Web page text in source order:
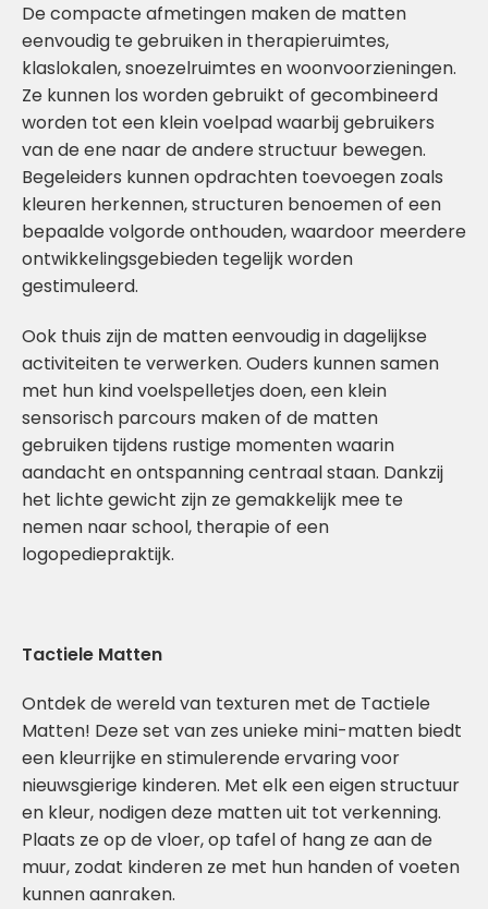
De compacte afmetingen maken de matten
eenvoudig te gebruiken in therapieruimtes,
klaslokalen, snoezelruimtes en woonvoorzieningen.
Ze kunnen los worden gebruikt of gecombineerd
worden tot een klein voelpad waarbij gebruikers
van de ene naar de andere structuur bewegen.
Begeleiders kunnen opdrachten toevoegen zoals
kleuren herkennen, structuren benoemen of een
bepaalde volgorde onthouden, waardoor meerdere
ontwikkelingsgebieden tegelijk worden
gestimuleerd.
Ook thuis zijn de matten eenvoudig in dagelijkse
activiteiten te verwerken. Ouders kunnen samen
met hun kind voelspelletjes doen, een klein
sensorisch parcours maken of de matten
gebruiken tijdens rustige momenten waarin
aandacht en ontspanning centraal staan. Dankzij
het lichte gewicht zijn ze gemakkelijk mee te
nemen naar school, therapie of een
logopediepraktijk.
Tactiele Matten
Ontdek de wereld van texturen met de Tactiele
Matten! Deze set van zes unieke mini-matten biedt
een kleurrijke en stimulerende ervaring voor
nieuwsgierige kinderen. Met elk een eigen structuur
en kleur, nodigen deze matten uit tot verkenning.
Plaats ze op de vloer, op tafel of hang ze aan de
muur, zodat kinderen ze met hun handen of voeten
kunnen aanraken.